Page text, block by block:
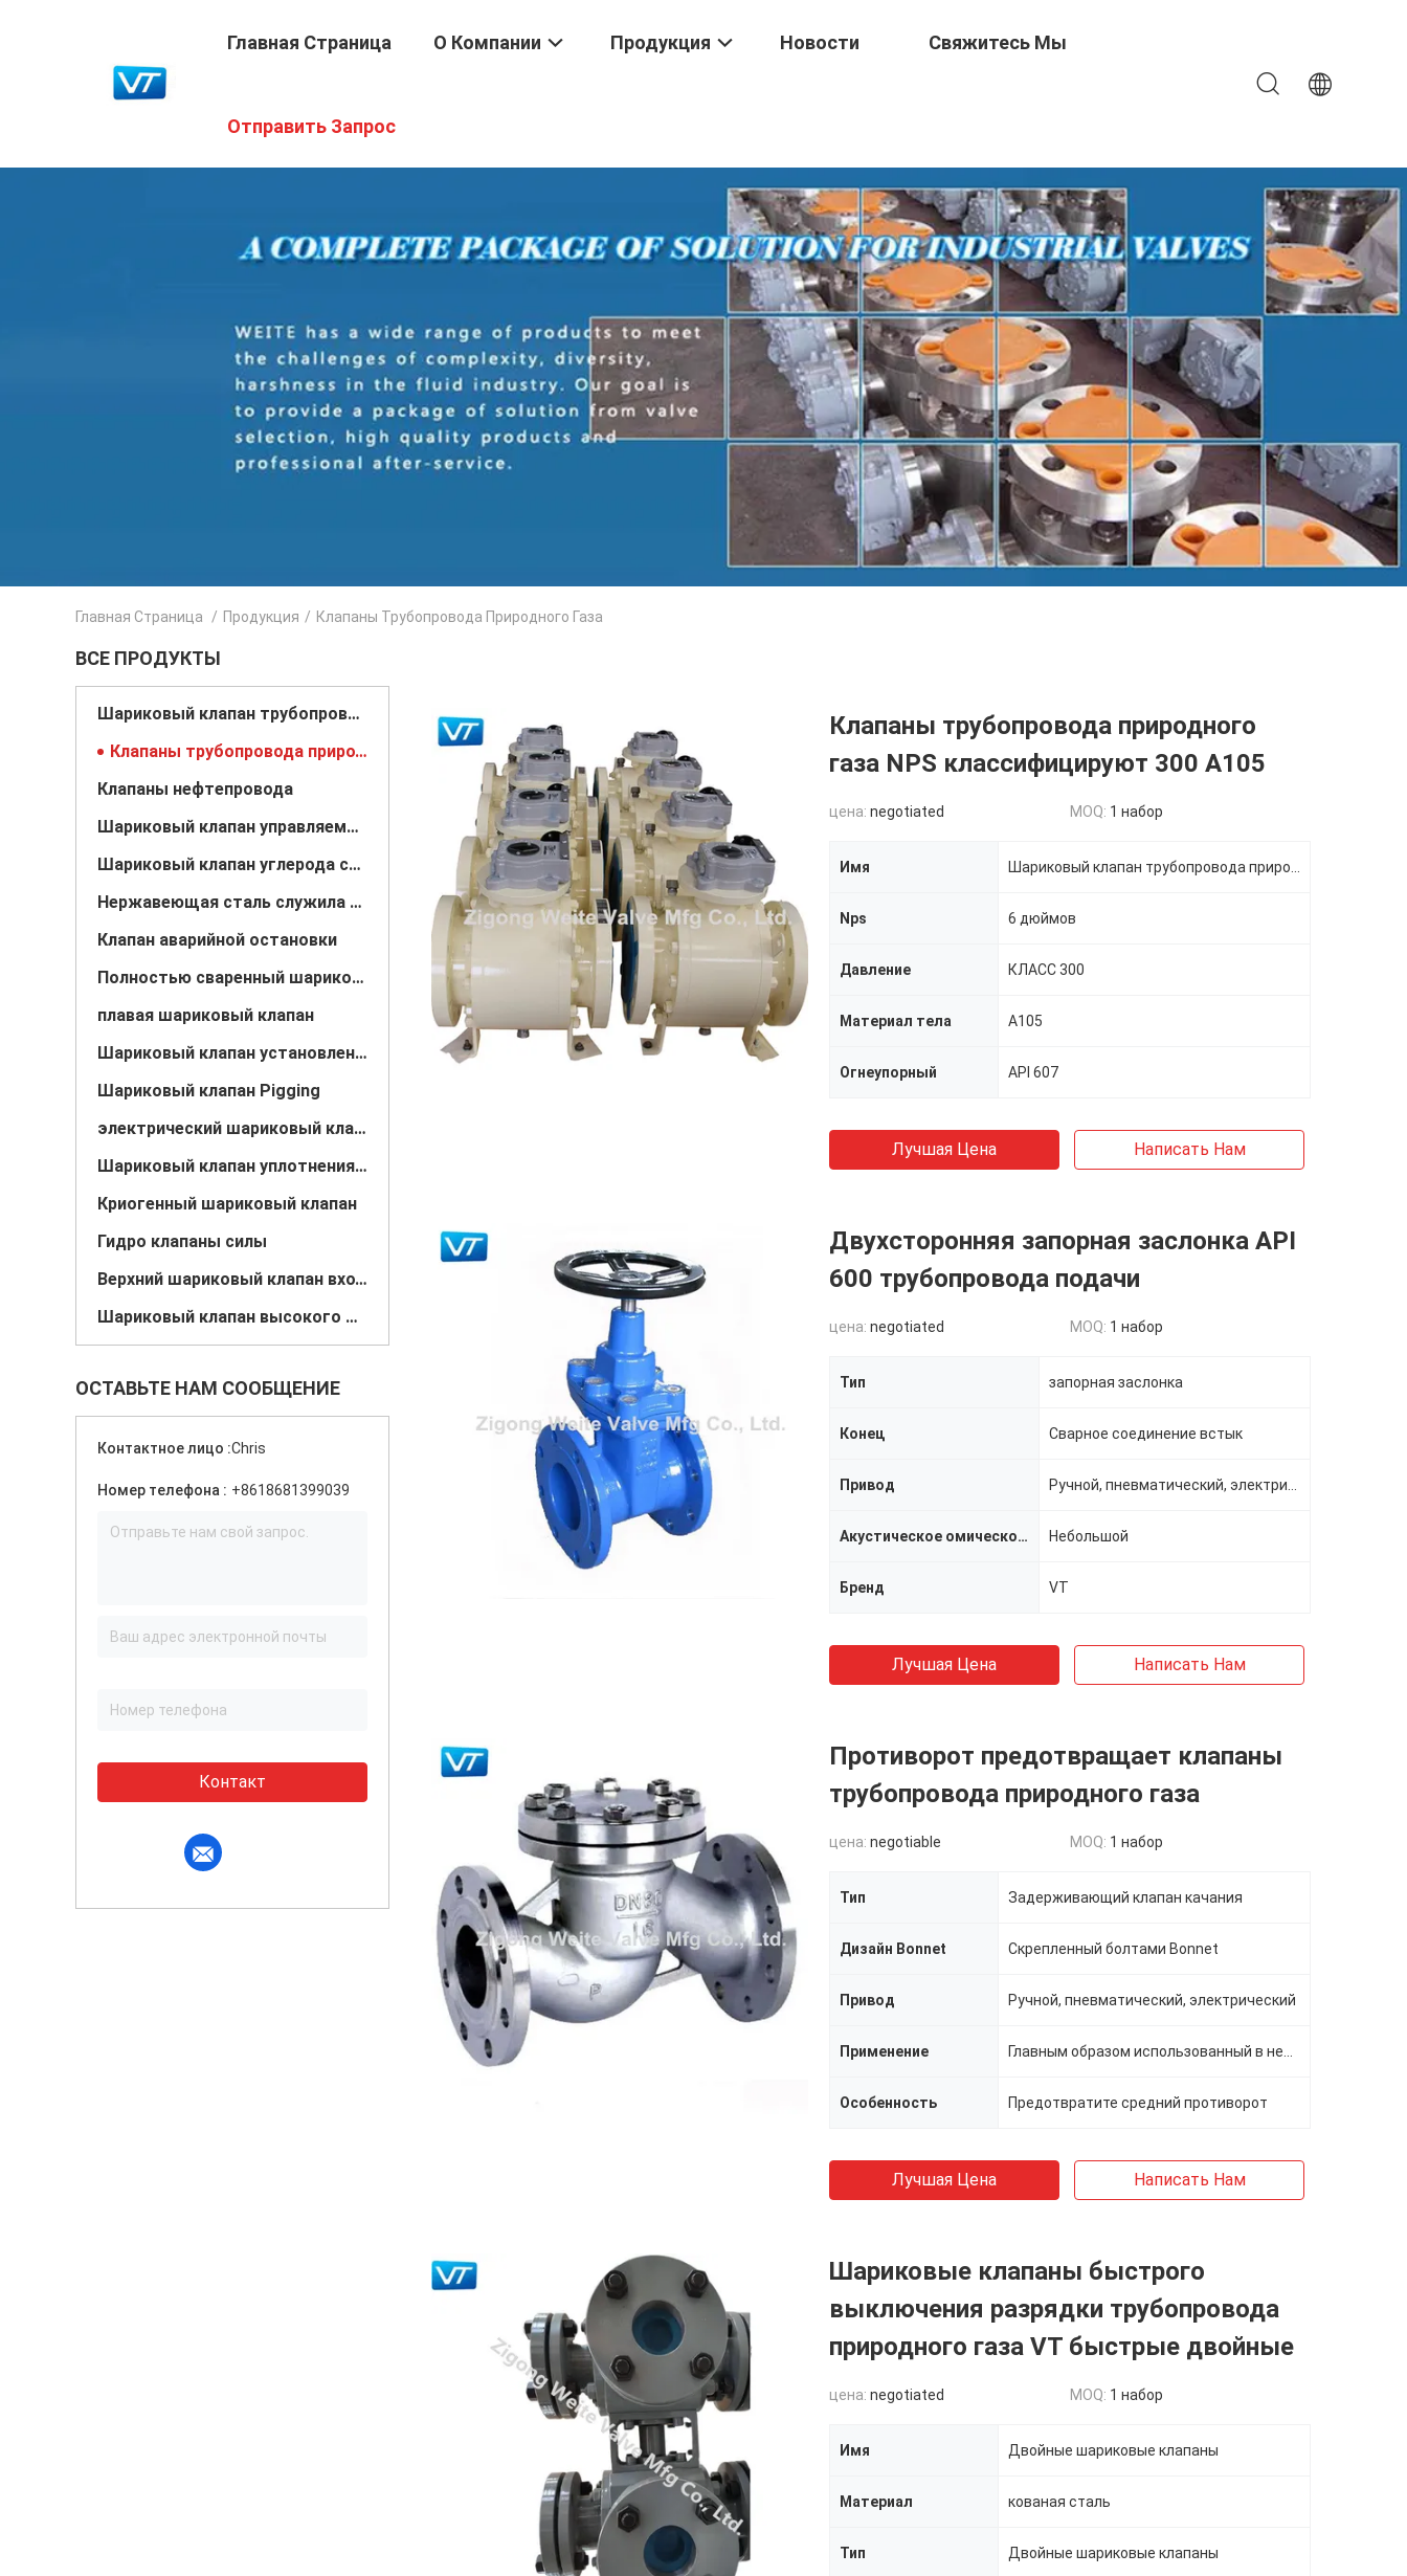
Главная Страница О Компании Продукция Новости Свяжитесь Мы
Отправить Запрос
Главная Страница / Продукция / Клапаны Трубопровода Природного Газа
ВСЕ ПРОДУКТЫ
Шариковый клапан трубопровода
Клапаны трубопровода природного газа
Клапаны нефтепровода
Шариковый клапан управляемый шестерней
Шариковый клапан углерода стальной служить фланцем
Нержавеющая сталь служила фланцем шариковый клапан
Клапан аварийной остановки
Полностью сваренный шариковый клапан
плавая шариковый клапан
Шариковый клапан установленный Trunnion
Шариковый клапан Pigging
электрический шариковый клапан
Шариковый клапан уплотнения металла
Криогенный шариковый клапан
Гидро клапаны силы
Верхний шариковый клапан входа
Шариковый клапан высокого давления высокотемпературный
ОСТАВЬТЕ НАМ СООБЩЕНИЕ
Контактное лицо :Chris
Номер телефона : +8618681399039
Контакт
Клапаны трубопровода природного
газа NPS классифицируют 300 A105
цена: negotiated MOQ: 1 набор
Имя
Nps 6 дюймов
Давление КЛАСС 300
Материал тела A105
Огнеупорный API 607
Лучшая Цена Написать Нам
Двухсторонняя запорная заслонка API
600 трубопровода подачи
цена: negotiated MOQ: 1 набор
Тип запорная заслонка
Конец Сварное соединение встык
Привод
Акустическое омическое сопротивление Небольшой
Бренд VT
Лучшая Цена Написать Нам
Противорот предотвращает клапаны
трубопровода природного газа
цена: negotiable MOQ: 1 набор
Тип Задерживающий клапан качания
Дизайн Bonnet Скрепленный болтами Bonnet
Привод Ручной, пневматический, электрический
Применение
Особенность Предотвратите средний противорот
Лучшая Цена Написать Нам
Шариковые клапаны быстрого
выключения разрядки трубопровода
природного газа VT быстрые двойные
цена: negotiated MOQ: 1 набор
Имя Двойные шариковые клапаны
Материал кованая сталь
Тип Двойные шариковые клапаны